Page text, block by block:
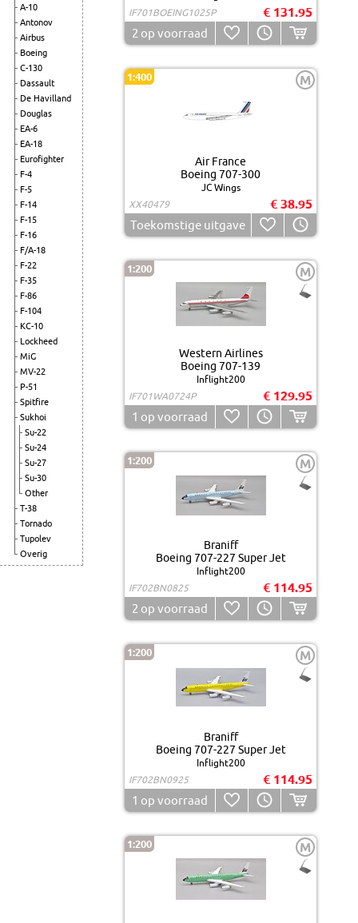
A-10
Antonov
Airbus
Boeing
C-130
Dassault
De Havilland
Douglas
EA-6
EA-18
Eurofighter
F-4
F-5
F-14
F-15
F-16
F/A-18
F-22
F-35
F-86
F-104
KC-10
Lockheed
MiG
MV-22
P-51
Spitfire
Sukhoi
Su-22
Su-24
Su-27
Su-30
Other
T-38
Tornado
Tupolev
Overig
IF701BOEING1025P
€ 131.95
2 op voorraad
1:400 M
Air France
Boeing 707-300
JC Wings
XX40479
€ 38.95
Toekomstige uitgave
1:200 M
Western Airlines
Boeing 707-139
Inflight200
IF701WA0724P
€ 129.95
1 op voorraad
1:200 M
Braniff
Boeing 707-227 Super Jet
Inflight200
IF702BN0825
€ 114.95
2 op voorraad
1:200 M
Braniff
Boeing 707-227 Super Jet
Inflight200
IF702BN0925
€ 114.95
1 op voorraad
1:200 M